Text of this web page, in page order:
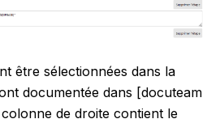
être sélectionnées dans la
documentée dans [docuteam
de droite contient le